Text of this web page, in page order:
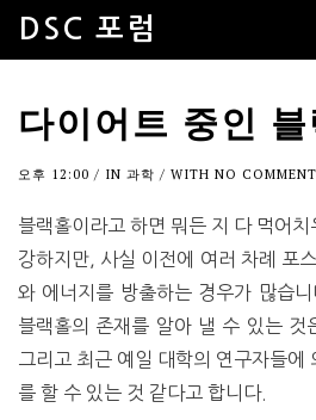
DSC 포럼
다이어트 중인 블
오후 12:00 / IN 과학 / WITH NO
블랙홀이라고 하면 뭐든 지 다 먹어
강하지만, 사실 이전에 여러 차례 포
와 에너지를 방출하는 경우가 많습
블랙홀의 존재를 알아 낼 수 있는 것
그리고 최근 예일 대학의 연구자들에
를 할 수 있는 것 같다고 합니다.